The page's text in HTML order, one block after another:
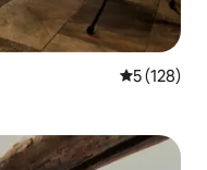
Meánrátáil
5 (128)